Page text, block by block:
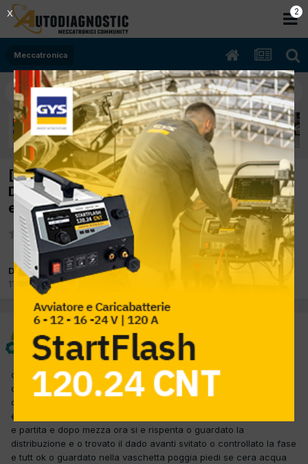
Meccatronica
[scenic 06/2004 1.5dcicc k9kf7 74Kw
Diesel] il motore nn si avvia con codice
errore 0608
Da pasquale90
11 Dicembre 2012
pasquale90
Inviato11 Dicembre 2012
ciao l,auto mi e arrivata in officina con il problema che mentere
camminava si e spenta e nn si avviava piu' poi e ripartita e il
cliente e arrivato in officina gli o fatto la diagnosi e trovo codice
errore 0608 con nessuna descrizione o cambiato il filtro gasolio
e partita e dopo mezza ora si e rispenta o guardato la
distribuzione e o trovato il dado avanti svitato o controllato la fase
e tutt ok o guardato nella vaschetta poggia piedi se cera acqua
2
X